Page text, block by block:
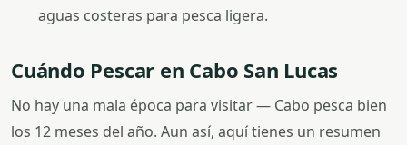
aguas costeras para pesca ligera.
Cuándo Pescar en Cabo San Lucas
No hay una mala época para visitar — Cabo pesca bien
los 12 meses del año. Aun así, aquí tienes un resumen